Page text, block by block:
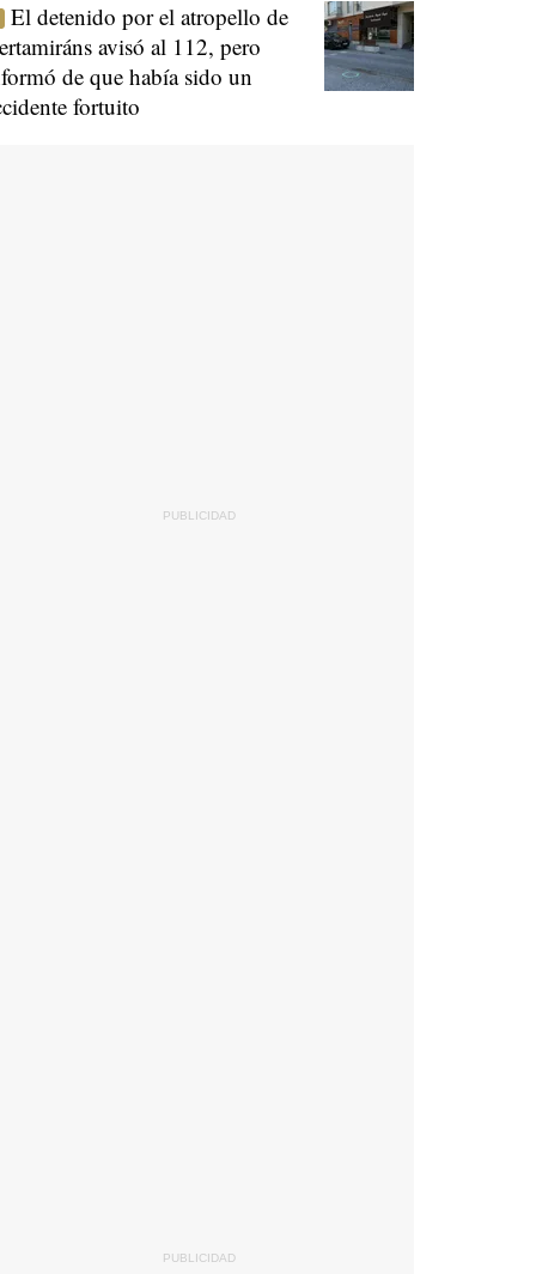
El detenido por el atropello de
avisó al 112, pero
de que había sido un
fortuito